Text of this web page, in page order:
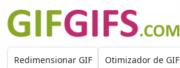
Skip to main content
Redimensionar GIF Otimizador de GIF